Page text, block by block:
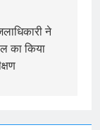
ने
का किया